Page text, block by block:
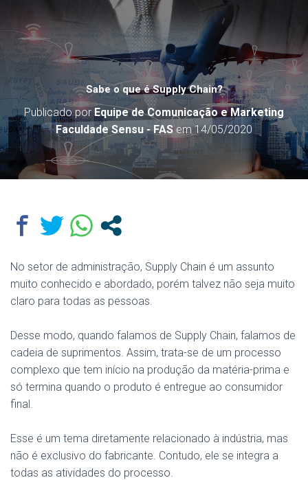
Sabe o que é Supply Chain?
Publicado por Equipe de Comunicação e Marketing
Faculdade Sensu - FASem14/05/2020
No setor de administração, Supply Chain é um assunto
muito conhecido e abordado, porém talvez não seja muito
claro para todas as pessoas.
Desse modo, quando falamos de Supply Chain, falamos de
cadeia de suprimentos. Assim, trata-se de um processo
complexo que tem início na produção da matéria-prima e
só termina quando o produto é entregue ao consumidor
final.
Esse é um tema diretamente relacionado à indústria, mas
não é exclusivo do fabricante. Contudo, ele se integra a
todas as atividades do processo.